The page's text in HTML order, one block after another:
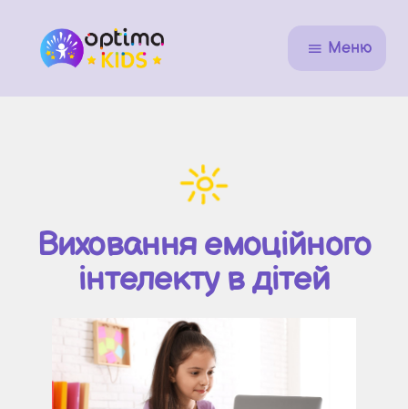
Меню
Виховання емоційного
інтелекту в дітей